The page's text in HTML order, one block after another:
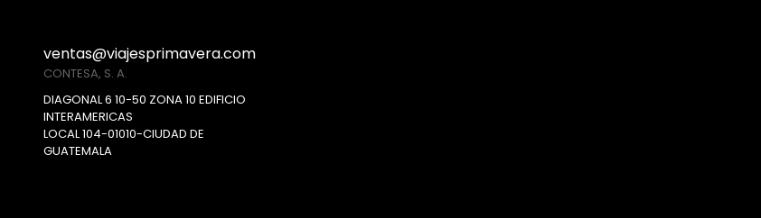
ventas@viajesprimavera.com
CONTESA, S. A.
DIAGONAL 6 10-50 ZONA 10 EDIFICIO
INTERAMERICAS
LOCAL 104-01010-CIUDAD DE
GUATEMALA